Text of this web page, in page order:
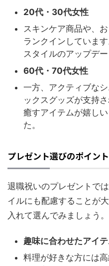
20代・30代女性
スキンケア商品や、
ランクインしていま
スタイルのアップデ
60代・70代女性
一方、アクティブな
ックスグッズが支持
癒すアイテムが嬉し
た。
プレゼント選びのポイント
退職祝いのプレゼントで
イルにも配慮することが
入れて選んでみましょう。
趣味に合わせたアイ
料理が好きな方には